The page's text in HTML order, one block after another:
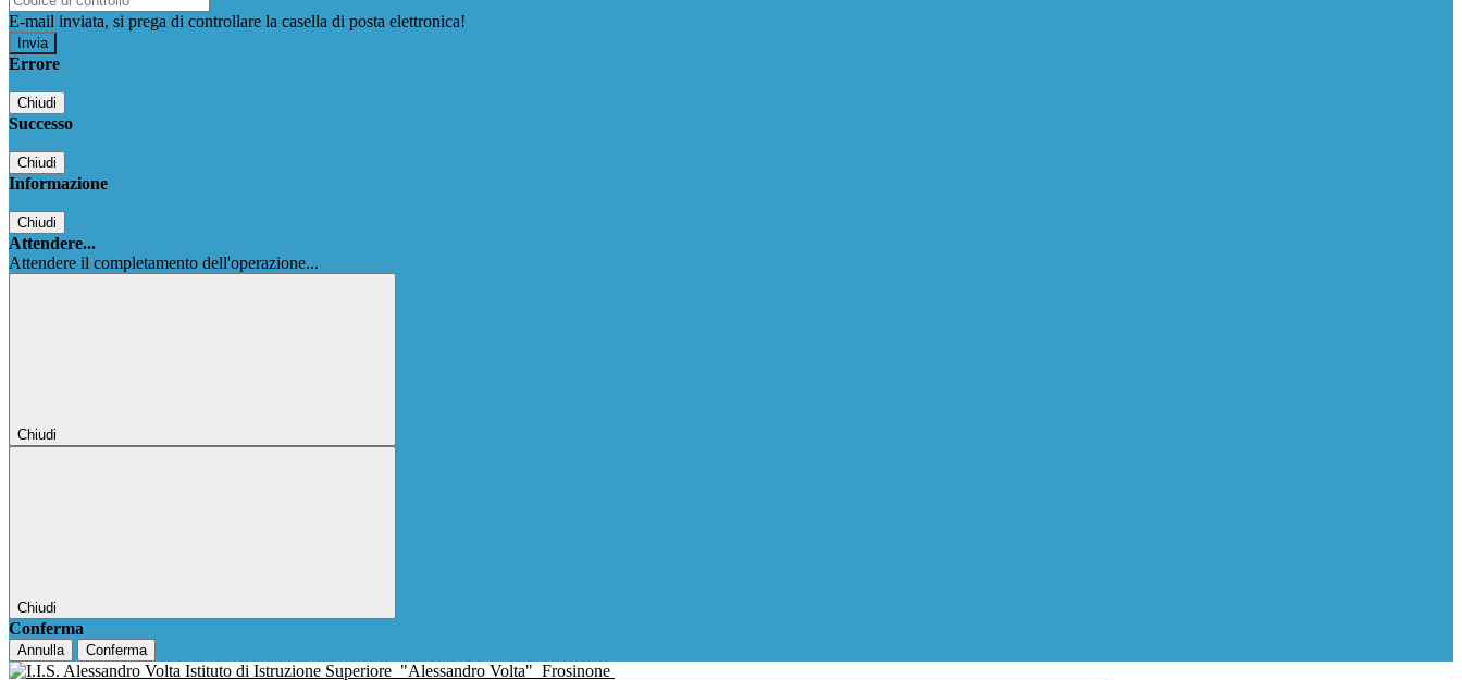
E-mail inviata, si prega di controllare la casella di posta elettronica!
Errore
Chiudi
Successo
Chiudi
Informazione
Chiudi
Attendere...
Attendere il completamento dell'operazione...
Chiudi
Chiudi
Conferma
Annulla Conferma
Istituto di Istruzione Superiore "Alessandro Volta" Frosinone